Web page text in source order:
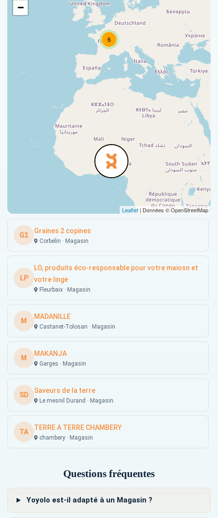
6
−
Leaflet | Données © OpenStreetMap
G2
Graines 2 copines
Corbelin · Magasin
LP
LO, produits éco-responsable pour votre maiosn et
votre linge
Fleurbaix · Magasin
M
MADANILLE
Castanet-Tolosan · Magasin
M
MAKANJA
Garges · Magasin
SD
Saveurs de la terre
Le mesnil Durand · Magasin
TA
TERRE A TERRE CHAMBERY
chambery · Magasin
Bohicon · Magasin
Questions fréquentes
Yoyolo est-il adapté à un Magasin ?